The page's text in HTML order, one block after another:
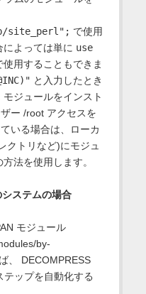
site_perl"; で使用
よっては単に use
使用することもできま
と入力したとき
ジュールをインスト
ー /root アクセスを
いる場合は、ローカ
クトリなど)にモジュ
法を使用します。
ステムの場合
モジュール
by-
、 DECOMPRESS
テップを自動化する